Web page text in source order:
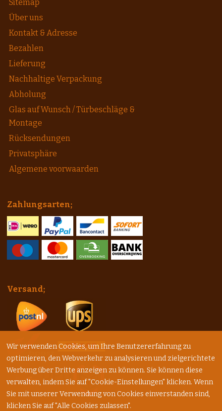
Sitemap
Über uns
Kontakt & Adresse
Bezahlen
Lieferung
Nachhaltige Verpackung
Abholung
Glas auf Wunsch / Türbeschläge &
Montage
Rücksendungen
Privatsphäre
Algemene voorwaarden
Zahlungsarten;
Versand;
Wir verwenden Cookies, um Ihre Benutzererfahrung zu
optimieren, den Webverkehr zu analysieren und zielgerichtete
Werbung über Dritte anzeigen zu können. Sie können diese
verwalten, indem Sie auf "Cookie-Einstellungen" klicken. Wenn
Sie mit unserer Verwendung von Cookies einverstanden sind,
klicken Sie auf "Alle Cookies zulassen".